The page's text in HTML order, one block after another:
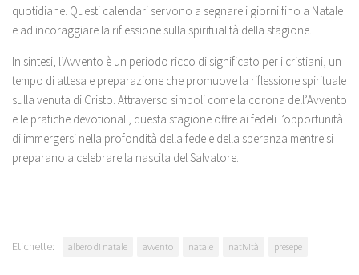
quotidiane. Questi calendari servono a segnare i giorni fino a Natale
e ad incoraggiare la riflessione sulla spiritualità della stagione.
In sintesi, l’Avvento è un periodo ricco di significato per i cristiani, un
tempo di attesa e preparazione che promuove la riflessione spirituale
sulla venuta di Cristo. Attraverso simboli come la corona dell’Avvento
e le pratiche devotionali, questa stagione offre ai fedeli l’opportunità
di immergersi nella profondità della fede e della speranza mentre si
preparano a celebrare la nascita del Salvatore.
Etichette: albero di natale avvento natale natività presepe